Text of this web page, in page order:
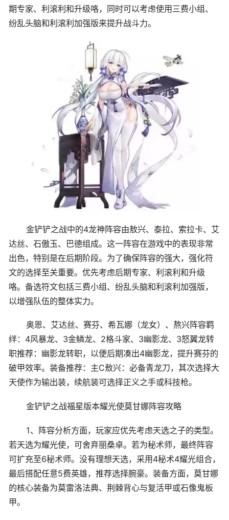
期专家、利滚利和升级咯，同时可以考虑使用三费小组、
纷乱头脑和利滚利加强版来提升战斗力。
金铲铲之战中的4龙神阵容由敖兴、泰拉、索拉卡、艾
达丝、石傲玉、巴德组成。这一阵容在游戏中的表现非常
出色，特别是在后期阶段。为了确保阵容的强大，强化符
文的选择至关重要。优先考虑后期专家、利滚利和升级
咯。备选符文包括三费小组、纷乱头脑和利滚利加强版，
以增强队伍的整体实力。
奥恩、艾达丝、赛芬、希瓦娜（龙女）、熬兴阵容羁
绊：4风暴龙、3金鳞龙、2格斗家、3幽影龙、3怒翼龙转
职推荐：幽影龙转职，以便后期凑出4幽影龙，提升赛芬的
破甲效率。装备推荐：主C敖兴：必备青龙刀，其次选择大
天使作为输出装，续航装可选择正义之手或科技枪。
金铲铲之战福星版本耀光使莫甘娜阵容攻略
1、阵容分析方面，玩家应优先考虑天选之子的类型。
若天选为耀光使，可舍弃丽桑卓。若为秘术师，最终阵容
可扩充至6秘术师。没有理想天选，采用4秘术4耀光组合，
最后搭配任意5费英雄，推荐选择腕豪。装备方面，莫甘娜
的核心装备为莫雷洛法典、荆棘背心与复活甲或石像鬼板
甲。